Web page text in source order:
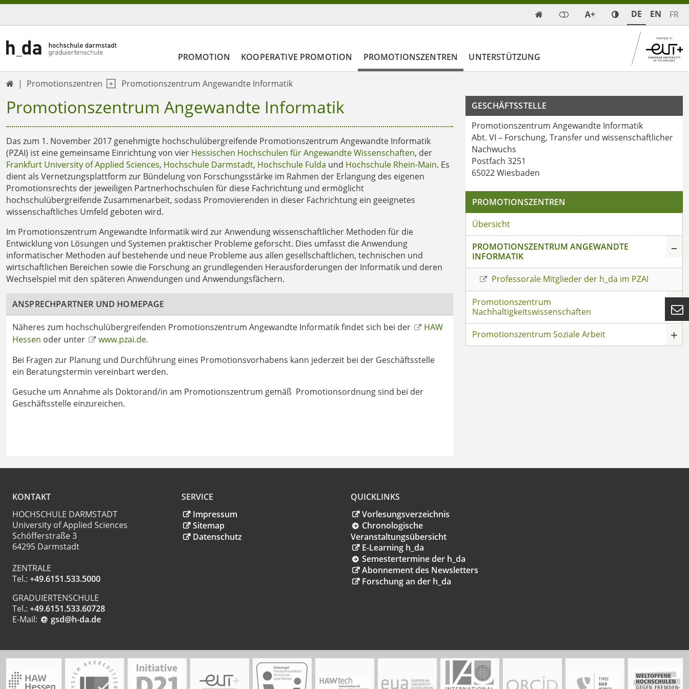
 A+ DE EN FR
PROMOTION KOOPERATIVE PROMOTION PROMOTIONSZENTREN UNTERSTÜTZUNG
 Promotionszentren Promotionszentrum Angewandte Informatik
Promotionszentrum Angewandte Informatik
Das zum 1. November 2017 genehmigte hochschulübergreifende Promotionszentrum Angewandte Informatik
(PZAI) ist eine gemeinsame Einrichtung von vier Hessischen Hochschulen für Angewandte Wissenschaften, der
Frankfurt University of Applied Sciences, Hochschule Darmstadt, Hochschule Fulda und Hochschule Rhein-Main. Es
dient als Vernetzungsplattform zur Bündelung von Forschungsstärke im Rahmen der Erlangung des eigenen
Promotionsrechts der jeweiligen Partnerhochschulen für diese Fachrichtung und ermöglicht
hochschulübergreifende Zusammenarbeit, sodass Promovierenden in dieser Fachrichtung ein geeignetes
wissenschaftliches Umfeld geboten wird.
Im Promotionszentrum Angewandte Informatik wird zur Anwendung wissenschaftlicher Methoden für die
Entwicklung von Lösungen und Systemen praktischer Probleme geforscht. Dies umfasst die Anwendung
informatischer Methoden auf bestehende und neue Probleme aus allen gesellschaftlichen, technischen und
wirtschaftlichen Bereichen sowie die Forschung an grundlegenden Herausforderungen der Informatik und deren
Wechselspiel mit den späteren Anwendungen und Anwendungsfächern.
ANSPRECHPARTNER UND HOMEPAGE
Näheres zum hochschulübergreifenden Promotionszentrum Angewandte Informatik findet sich bei der
HAW
Hessen oder unter www.pzai.de.
Bei Fragen zur Planung und Durchführung eines Promotionsvorhabens kann jederzeit bei der Geschäftsstelle
ein Beratungstermin vereinbart werden.
Gesuche um Annahme als Doktorand/in am Promotionszentrum gemäß Promotionsordnung sind bei der
Geschäftsstelle einzureichen.
GESCHÄFTSSTELLE
Promotionszentrum Angewandte Informatik
Abt. VI – Forschung, Transfer und wissenschaftlicher
Nachwuchs
Postfach 3251
65022 Wiesbaden
PROMOTIONSZENTREN
Übersicht
PROMOTIONSZENTRUM ANGEWANDTE
INFORMATIK
Professorale Mitglieder der h_da im PZAI
–
Promotionszentrum
Nachhaltigkeitswissenschaften
+
Promotionszentrum Soziale Arbeit +
KONTAKT
HOCHSCHULE DARMSTADT
University of Applied Sciences
Schöfferstraße 3
64295 Darmstadt
ZENTRALE
Tel.: +49.6151.533.5000
GRADUIERTENSCHULE
Tel.: +49.6151.533.60728
E-Mail:
gsd@h-da.de
SERVICE
Impressum
Sitemap
Datenschutz
QUICKLINKS
Vorlesungsverzeichnis
Chronologische
Veranstaltungsübersicht
E-Learning h_da
Semestertermine der h_da
Abonnement des Newsletters
Forschung an der h_da
